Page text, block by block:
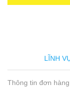
LĨNH
Thông tin đơn hàng